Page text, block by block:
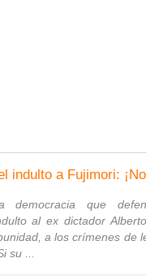
que
al ex dictador
a los crímenes de
su ...